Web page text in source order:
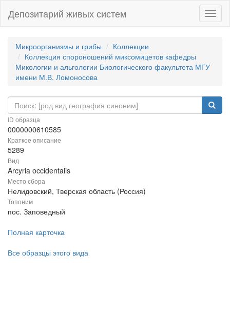
Депозитарий живых систем
Микроорганизмы и грибы
Коллекции
Коллекция спороношений миксомицетов кафедры
Микологии и альгологии Биологического факультета МГУ
имени М.В. Ломоносова
ID образца
0000000610585
Краткое описание
5289
Вид
Arcyria occidentalis
Место сбора
Нелидовский, Тверская область (Россия)
Топоним
пос. Заповедный
Полная карточка
Все образцы этого вида